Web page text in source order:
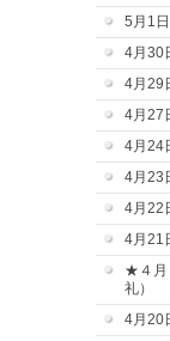
5月1日
4月30
4月29
4月27
4月24
4月23
4月22
4月21
★４月
礼）
4月20